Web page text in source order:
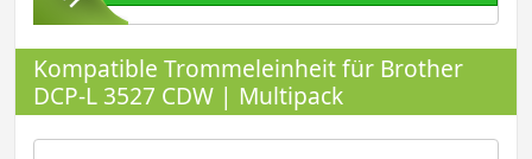
Kompatible Trommeleinheit für Brother
DCP-L 3527 CDW | Multipack